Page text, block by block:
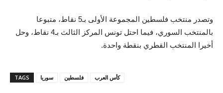
وتصدر منتخب فلسطين المجموعة الأولى بـ5 نقاط، متبوعا
بالمنتخب السوري، فيما احتل تونس المركز الثالث بـ4 نقاط، وحل
أخيرا المنتخب القطري بنقطة واحدة.
TAGS سوريا فلسطين كأس العرب